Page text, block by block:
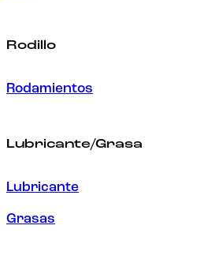
Rodillo
Rodamientos
Lubricante/Grasa
Lubricante
Grasas